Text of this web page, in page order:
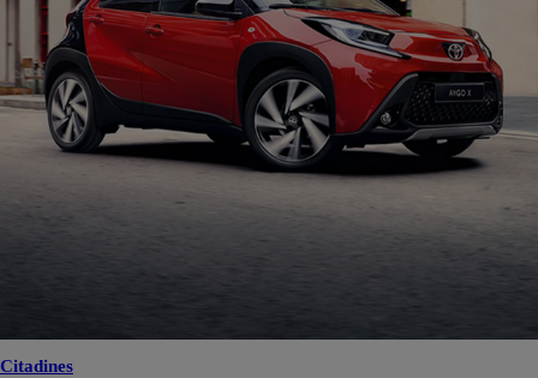
Citadines